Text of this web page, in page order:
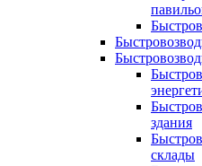
здания
склады